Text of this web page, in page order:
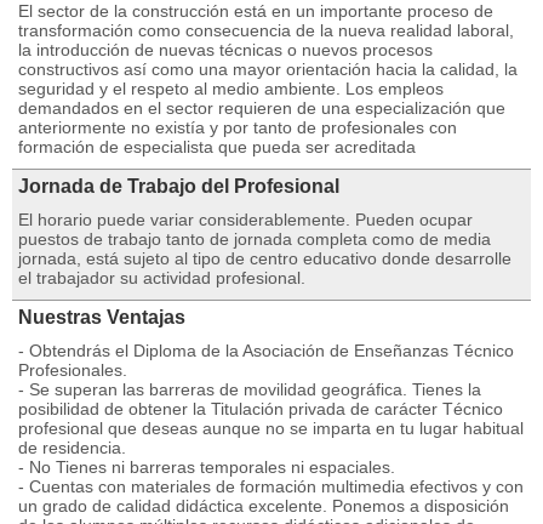
El sector de la construcción está en un importante proceso de
transformación como consecuencia de la nueva realidad laboral,
la introducción de nuevas técnicas o nuevos procesos
constructivos así como una mayor orientación hacia la calidad, la
seguridad y el respeto al medio ambiente. Los empleos
demandados en el sector requieren de una especialización que
anteriormente no existía y por tanto de profesionales con
formación de especialista que pueda ser acreditada
Jornada de Trabajo del Profesional
El horario puede variar considerablemente. Pueden ocupar
puestos de trabajo tanto de jornada completa como de media
jornada, está sujeto al tipo de centro educativo donde desarrolle
el trabajador su actividad profesional.
Nuestras Ventajas
- Obtendrás el Diploma de la Asociación de Enseñanzas Técnico
Profesionales.
- Se superan las barreras de movilidad geográfica. Tienes la
posibilidad de obtener la Titulación privada de carácter Técnico
profesional que deseas aunque no se imparta en tu lugar habitual
de residencia.
- No Tienes ni barreras temporales ni espaciales.
- Cuentas con materiales de formación multimedia efectivos y con
un grado de calidad didáctica excelente. Ponemos a disposición